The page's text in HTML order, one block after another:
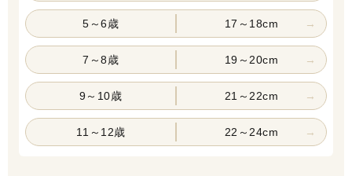
5～6歳 17～18cm
7～8歳 19～20cm
9～10歳 21～22cm
11～12歳 22～24cm